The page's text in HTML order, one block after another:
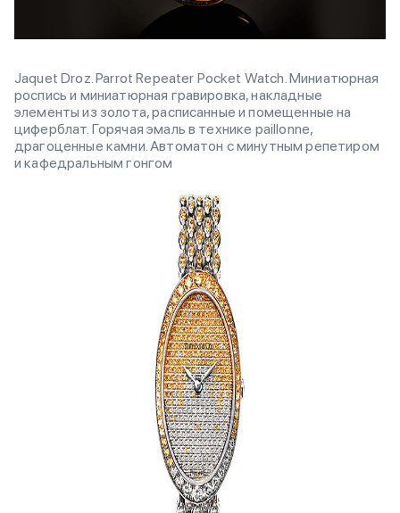
Jaquet Droz. Parrot Repeater Pocket Watch. Миниатюрная
роспись и миниатюрная гравировка, накладные
элементы из золота, расписанные и помещенные на
циферблат. Горячая эмаль в технике paillonnе,
драгоценные камни. Автоматон с минутным репетиром
и кафедральным гонгом